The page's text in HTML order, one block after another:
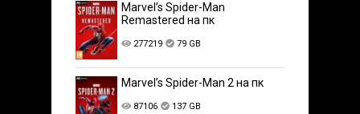
Marvel’s Spider-Man
Remastered на пк
277219 79 GB
Marvel’s Spider-Man 2 на пк
87106 137 GB